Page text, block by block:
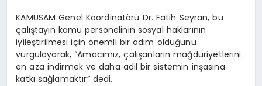
KAMUSAM Genel Koordinatörü Dr. Fatih Seyran, bu
çalıştayın kamu personelinin sosyal haklarının
iyileştirilmesi için önemli bir adım olduğunu
vurgulayarak, “Amacımız, çalışanların mağduriyetlerini
en aza indirmek ve daha adil bir sistemin inşasına
katkı sağlamaktır” dedi.